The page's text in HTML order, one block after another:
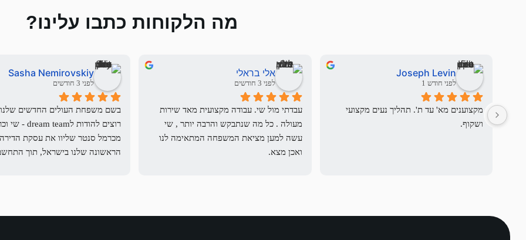
מה הלקוחות כתבו עלינו?
Joseph Levin
לפני חודש 1
ושקוף.
אלי בראלי
לפני 3 חודשים
ואכן מצא.
Sasha Nemirovskiy
לפני 3 חודשים